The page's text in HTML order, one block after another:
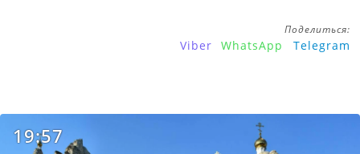
Поделиться:
Viber WhatsApp Telegram
19:57